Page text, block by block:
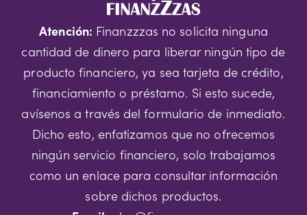
Atención: Finanzzzas no solicita ninguna
cantidad de dinero para liberar ningún tipo de
producto financiero, ya sea tarjeta de crédito,
financiamiento o préstamo. Si esto sucede,
avísenos a través del formulario de inmediato.
Dicho esto, enfatizamos que no ofrecemos
ningún servicio financiero, solo trabajamos
como un enlace para consultar información
sobre dichos productos.